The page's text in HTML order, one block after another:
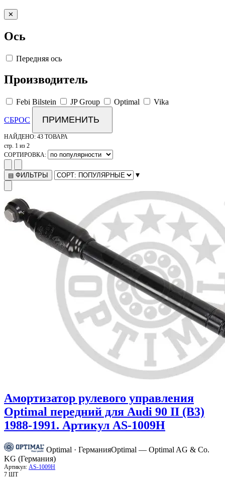
✕
Ось
Передняя ось
Производитель
Febi Bilstein JP Group Optimal Vika
СБРОС ПРИМЕНИТЬ
НАЙДЕНО: 43 ТОВАРА
стр. 1 из 2
СОРТИРОВКА:
▤ ФИЛЬТРЫ ▾
Амортизатор рулевого управления
Optimal передний для Audi 90 II (B3)
1988-1991. Артикул AS-1009H
Optimal · ГерманияOptimal — Optimal AG & Co.
KG (Германия)
Артикул: AS-1009H
7 ШТ